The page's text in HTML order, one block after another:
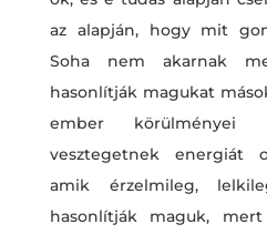
az alapján, hogy mit
Soha nem akarnak
hasonlítják magukat
ember
vesztegetnek energiát
amik érzelmileg,
hasonlítják maguk,